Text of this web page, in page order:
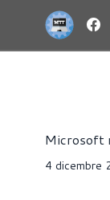
Microsoft
4 dicembre